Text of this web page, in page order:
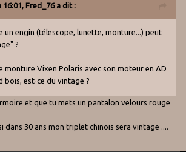
16:01, Fred_76a dit :
un engin (télescope, lunette, monture...) peut
?
monture Vixen Polaris avec son moteur en AD
est-ce du vintage ?
et que tu mets un pantalon velours rouge
dans 30 ans mon triplet chinois sera vintage ....